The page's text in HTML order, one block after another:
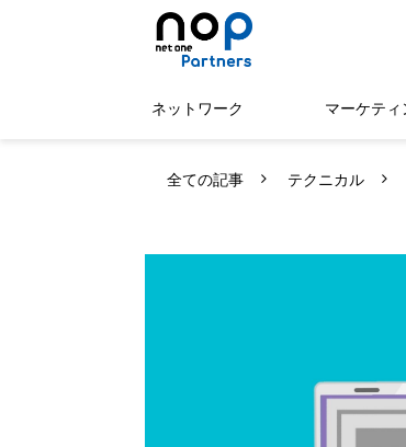
ネットワーク マーケティ
全ての記事 テクニカル